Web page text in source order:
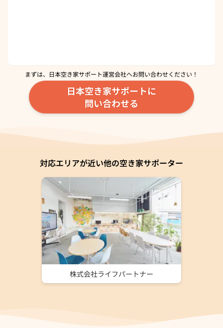
まずは、日本空き家サポート運営会社へお問い合わせください！
日本空き家サポートに
問い合わせる
対応エリアが近い他の空き家サポーター
株式会社ライフパートナー